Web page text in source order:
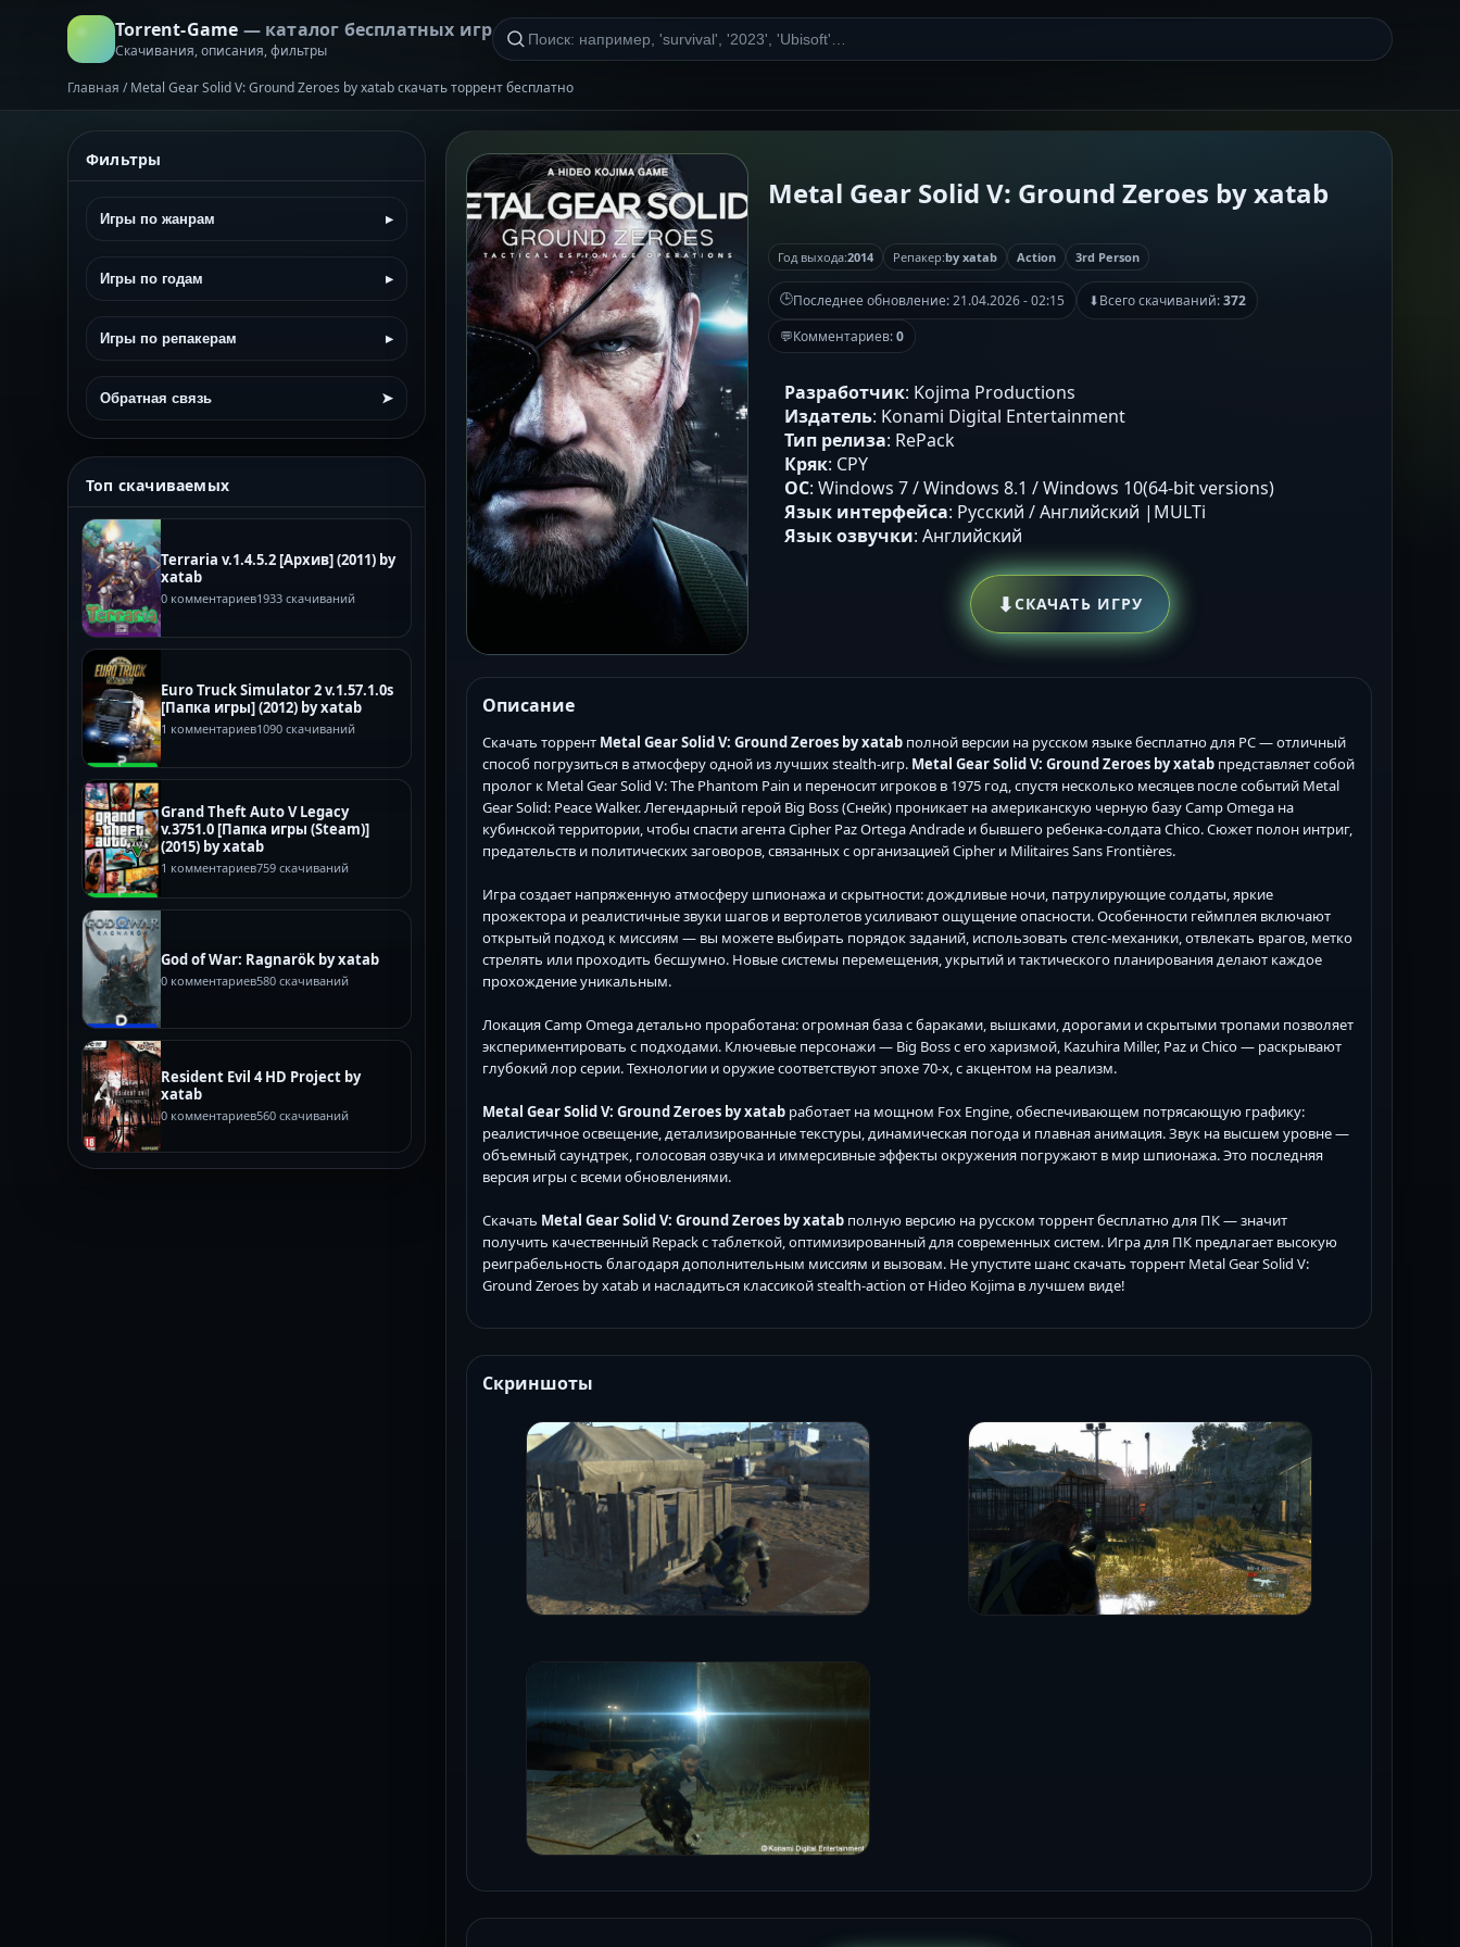
Torrent-Game — каталог бесплатных игр
Скачивания, описания, фильтры
Главная / Metal Gear Solid V: Ground Zeroes by xatab скачать торрент бесплатно
Фильтры
Игры по жанрам ▸
Игры по годам ▸
Игры по репакерам ▸
Обратная связь ➤
Топ скачиваемых
Terraria v.1.4.5.2 [Архив] (2011) by
xatab
0 комментариев1933 скачиваний
Euro Truck Simulator 2 v.1.57.1.0s
[Папка игры] (2012) by xatab
1 комментариев1090 скачиваний
Grand Theft Auto V Legacy
v.3751.0 [Папка игры (Steam)]
(2015) by xatab
1 комментариев759 скачиваний
God of War: Ragnarök by xatab
0 комментариев580 скачиваний
Resident Evil 4 HD Project by
xatab
0 комментариев560 скачиваний
Metal Gear Solid V: Ground Zeroes by xatab
Год выхода:2014 Репакер:by xatab Action 3rd Person
🕒Последнее обновление:21.04.2026 - 02:15 ⬇Всего скачиваний:372
💬Комментариев:0
Разработчик: Kojima Productions
Издатель: Konami Digital Entertainment
Тип релиза: RePack
Кряк: CPY
ОС: Windows 7 / Windows 8.1 / Windows 10(64-bit versions)
Язык интерфейса: Русский / Английский |MULTi
Язык озвучки: Английский
⬇СКАЧАТЬ ИГРУ
Описание
Скачать торрент Metal Gear Solid V: Ground Zeroes by xatab полной версии на русском языке бесплатно для PC — отличный
способ погрузиться в атмосферу одной из лучших stealth-игр. Metal Gear Solid V: Ground Zeroes by xatab представляет собой
пролог к Metal Gear Solid V: The Phantom Pain и переносит игроков в 1975 год, спустя несколько месяцев после событий Metal
Gear Solid: Peace Walker. Легендарный герой Big Boss (Снейк) проникает на американскую черную базу Camp Omega на
кубинской территории, чтобы спасти агента Cipher Paz Ortega Andrade и бывшего ребенка-солдата Chico. Сюжет полон интриг,
предательств и политических заговоров, связанных с организацией Cipher и Militaires Sans Frontières.
Игра создает напряженную атмосферу шпионажа и скрытности: дождливые ночи, патрулирующие солдаты, яркие
прожектора и реалистичные звуки шагов и вертолетов усиливают ощущение опасности. Особенности геймплея включают
открытый подход к миссиям — вы можете выбирать порядок заданий, использовать стелс-механики, отвлекать врагов, метко
стрелять или проходить бесшумно. Новые системы перемещения, укрытий и тактического планирования делают каждое
прохождение уникальным.
Локация Camp Omega детально проработана: огромная база с бараками, вышками, дорогами и скрытыми тропами позволяет
экспериментировать с подходами. Ключевые персонажи — Big Boss с его харизмой, Kazuhira Miller, Paz и Chico — раскрывают
глубокий лор серии. Технологии и оружие соответствуют эпохе 70-х, с акцентом на реализм.
Metal Gear Solid V: Ground Zeroes by xatab работает на мощном Fox Engine, обеспечивающем потрясающую графику:
реалистичное освещение, детализированные текстуры, динамическая погода и плавная анимация. Звук на высшем уровне —
объемный саундтрек, голосовая озвучка и иммерсивные эффекты окружения погружают в мир шпионажа. Это последняя
версия игры с всеми обновлениями.
Скачать Metal Gear Solid V: Ground Zeroes by xatab полную версию на русском торрент бесплатно для ПК — значит
получить качественный Repack с таблеткой, оптимизированный для современных систем. Игра для ПК предлагает высокую
реиграбельность благодаря дополнительным миссиям и вызовам. Не упустите шанс скачать торрент Metal Gear Solid V:
Ground Zeroes by xatab и насладиться классикой stealth-action от Hideo Kojima в лучшем виде!
Скриншоты